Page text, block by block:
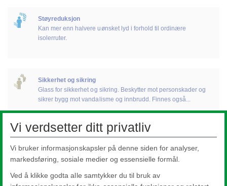
Støyreduksjon
Kan mer enn halvere uønsket lyd i forhold til ordinære
isolerruter.
Sikkerhet og sikring
Glass for sikkerhet og sikring. Beskytter mot personskader og
sikrer bygg mot vandalisme og innbrudd. Finnes også...
Holdes rent av naturens egne krefter. Dagslys og regn er det
som skal til for å holde glasset rent for organisk...
Vi verdsetter ditt privatliv
Vi bruker informasjonskapsler på denne siden for analyser,
markedsføring, sosiale medier og essensielle formål.
Ved å klikke godta alle samtykker du til bruk av